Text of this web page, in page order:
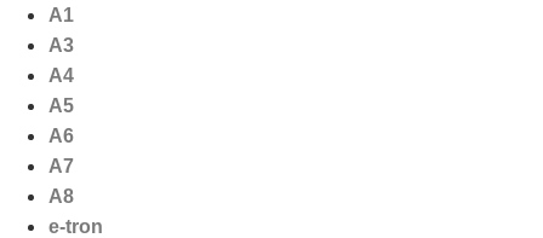
naar
inhoud
A1
A3
A4
A5
A6
A7
A8
e-tron